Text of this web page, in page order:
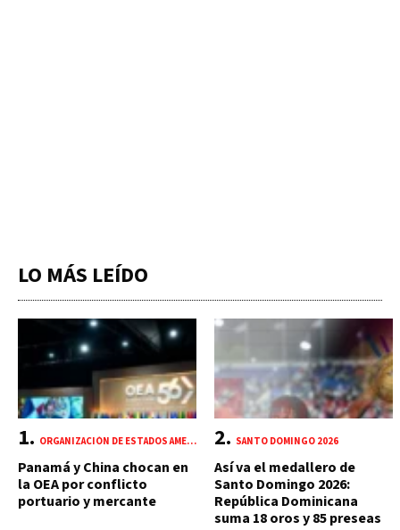
LO MÁS LEÍDO
ORGANIZACIÓN DE ESTADOS AMERICANOS (OEA)
Panamá y China chocan en
la OEA por conflicto
portuario y mercante
SANTO DOMINGO 2026
Así va el medallero de
Santo Domingo 2026:
República Dominicana
suma 18 oros y 85 preseas